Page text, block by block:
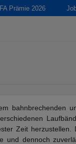
Prämie 2026
bahnbrechenden
Zeit
dennoch